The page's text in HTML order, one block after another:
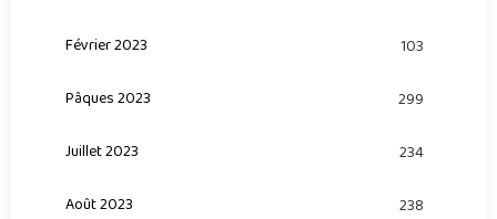
Février 2023 103
Pâques 2023 299
Juillet 2023 234
Août 2023 238